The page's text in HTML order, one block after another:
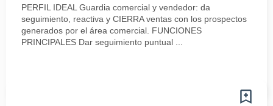
PERFIL IDEAL Guardia comercial y vendedor: da
seguimiento, reactiva y CIERRA ventas con los prospectos
generados por el área comercial. FUNCIONES
PRINCIPALES Dar seguimiento puntual ...